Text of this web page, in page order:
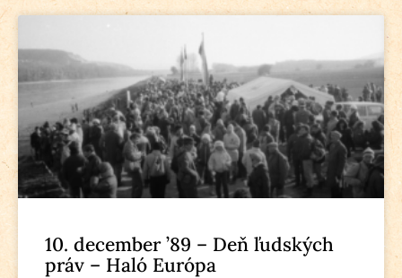
10. december ’89 – Deň ľudských
práv – Haló Európa